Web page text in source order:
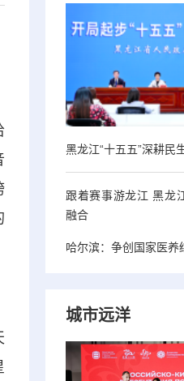
黑龙江“十五五”深耕民
跟着赛事游龙江 黑龙
融合
哈尔滨：争创国家医养
城市远洋